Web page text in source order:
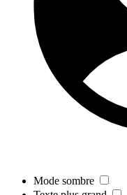
Mode sombre